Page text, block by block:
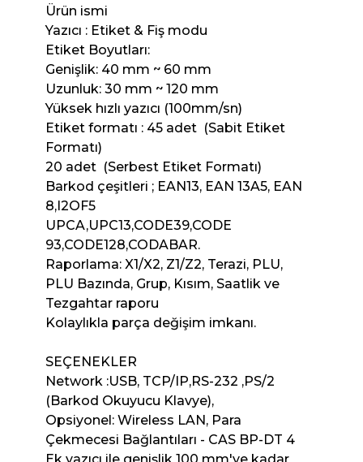
Ürün ismi
Yazıcı : Etiket & Fiş modu
Etiket Boyutları:
Genişlik: 40 mm ~ 60 mm
Uzunluk: 30 mm ~ 120 mm
Yüksek hızlı yazıcı (100mm/sn)
Etiket formatı : 45 adet (Sabit Etiket
Formatı)
20 adet (Serbest Etiket Formatı)
Barkod çeşitleri ; EAN13, EAN 13A5, EAN
8,I2OF5
UPCA,UPC13,CODE39,CODE
93,CODE128,CODABAR.
Raporlama: X1/X2, Z1/Z2, Terazi, PLU,
PLU Bazında, Grup, Kısım, Saatlik ve
Tezgahtar raporu
Kolaylıkla parça değişim imkanı.
SEÇENEKLER
Network :USB, TCP/IP,RS-232 ,PS/2
(Barkod Okuyucu Klavye),
Opsiyonel: Wireless LAN, Para
Çekmecesi Bağlantıları - CAS BP-DT 4